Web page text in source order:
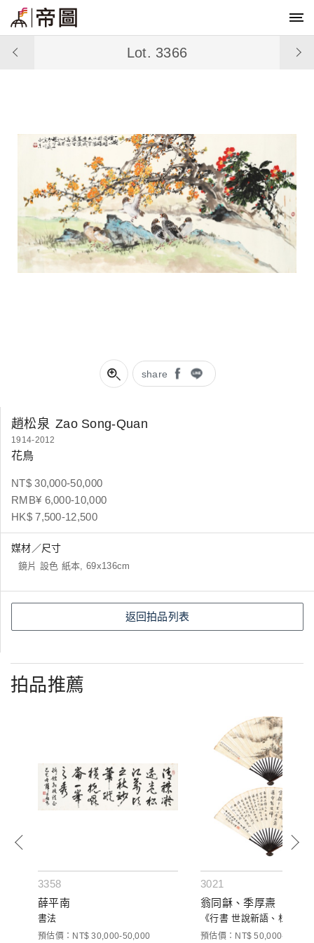
share
Lot. 3366
趙松泉 Zao Song-Quan
1914-2012
花鳥
NT$ 30,000-50,000
RMB¥ 6,000-10,000
HK$ 7,500-12,500
媒材／尺寸
鏡片 設色 紙本, 69x136cm
返回拍品列表
拍品推薦
3358
薛平南
書法
預估價：NT$ 30,000-50,000
3021
翁同龢、季厚燾
《行書 世說新語、杜陵絕
預估價：NT$ 50,000-80,000